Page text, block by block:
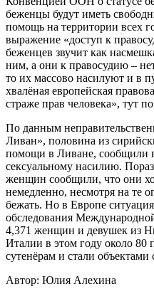
беженцы будут иметь
помощь на территории всех
выражение «доступ к
беженцев звучит как
ним, а они к правосудию –
то их массово насилуют и в
хвалёная европейская
страже прав человека», тут
По данным
Ливан», половина из
помощи в Ливане, сообщили
сексуальному насилию.
женщин сообщили, что они
немедленно, несмотря на те
бежать. Но в Европе
обследования
4,371 женщин и девушек из
Италии в этом году около 80
сутенёрам и стали объектами
Автор: Юлия Алехина